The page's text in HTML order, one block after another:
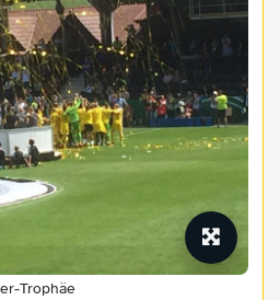
Trophäe